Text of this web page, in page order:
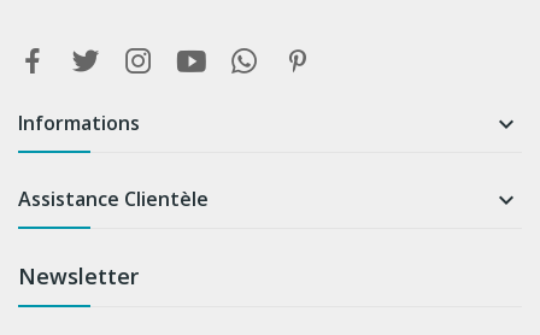
Informations 
Assistance Clientèle 
Newsletter